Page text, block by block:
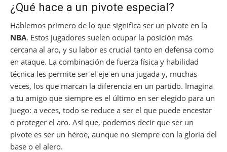
¿Qué hace a un pivote especial?
Hablemos primero de lo que significa ser un pivote en la
NBA. Estos jugadores suelen ocupar la posición más
cercana al aro, y su labor es crucial tanto en defensa como
en ataque. La combinación de fuerza física y habilidad
técnica les permite ser el eje en una jugada y, muchas
veces, los que marcan la diferencia en un partido. Imagina
a tu amigo que siempre es el último en ser elegido para un
juego: a veces, todo se reduce a ser el que puede encestar
o proteger el aro. Así que, podemos decir que ser un
pivote es ser un héroe, aunque no siempre con la gloria del
base o el alero.